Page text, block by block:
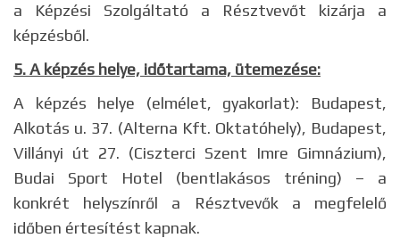
a Képzési Szolgáltató a Résztvevőt kizárja a
képzésből.
5. A képzés helye, időtartama, ütemezése:
A képzés helye (elmélet, gyakorlat): Budapest,
Alkotás u. 37. (Alterna Kft. Oktatóhely), Budapest,
Villányi út 27. (Ciszterci Szent Imre Gimnázium),
Budai Sport Hotel (bentlakásos tréning) – a
konkrét helyszínről a Résztvevők a megfelelő
időben értesítést kapnak.